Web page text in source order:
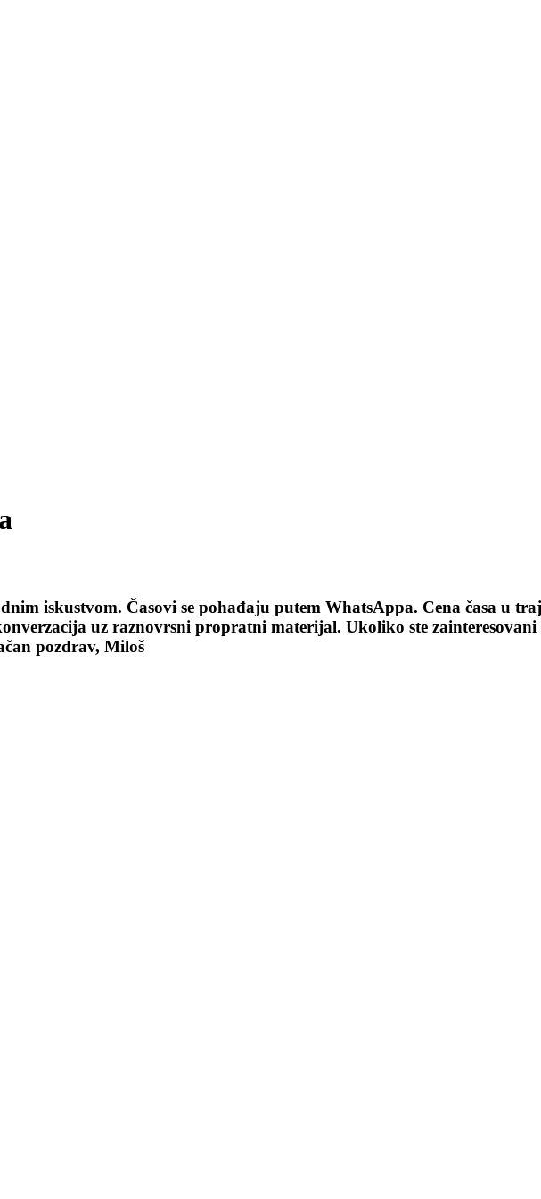
iskustvom. Časovi se pohađaju putem WhatsAppa. Cena časa u
uz raznovrsni propratni materijal. Ukoliko ste zainteresovani
pozdrav, Miloš